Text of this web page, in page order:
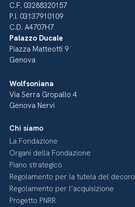
C.F. 03288320157
P.I. 03137910109
C.D. A4707H7
Palazzo Ducale
Piazza Matteotti 9
Genova
Wolfsoniana
Via Serra Gropallo 4
Genova Nervi
Chi siamo
La Fondazione
Organi della Fondazione
Piano strategico
Regolamento per la tutela del decoro
Regolamento per l’acquisizione
Progetto PNRR